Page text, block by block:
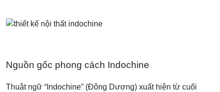
Nguồn gốc phong cách Indochine
Thuật ngữ “Indochine” (Đông Dương) xuất hiện từ cuối